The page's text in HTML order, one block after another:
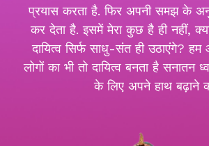
प्रयास करता है. फिर अपनी समझ के
कर देता है. इसमें मेरा कुछ है ही नहीं,
दायित्व सिर्फ साधु-संत ही उठाएंगे?
लोगों का भी तो दायित्व बनता है सनातन
के लिए अपने हाथ बढ़ाने